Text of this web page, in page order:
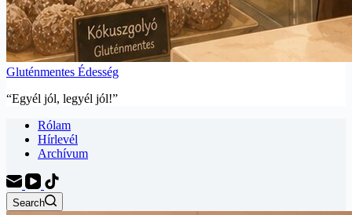
Gluténmentes Édesség
“Egyél jól, legyél jól!”
Rólam
Hírlevél
Archívum
Search